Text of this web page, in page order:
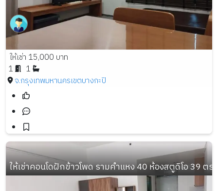
ให้เช่า 15,000 บาท
1
1
จ.กรุงเทพมหานครเขตบางกะปิ
ให้เช่าคอนโดฝักข้าวโพด รามคำแหง 40 ห้องสตูดิโอ 39 ต